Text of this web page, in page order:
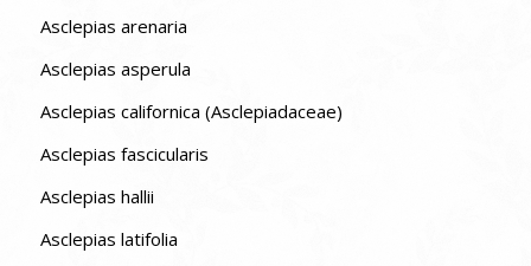
Asclepias arenaria
Asclepias asperula
Asclepias californica (Asclepiadaceae)
Asclepias fascicularis
Asclepias hallii
Asclepias latifolia